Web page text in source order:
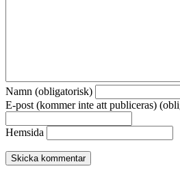
Namn (obligatorisk)
E-post (kommer inte att publiceras)
Hemsida